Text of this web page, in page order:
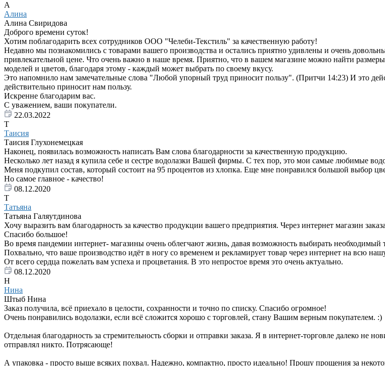
А
Алина
Алина Свиридова
Доброго времени суток!
Хотим поблагодарить всех сотрудников ООО "Челеби-Текстиль" за качественную работу!
Недавно мы познакомились с товарами вашего производства и остались приятно удивлены и очень
привлекательной цене. Что очень важно в наше время. Приятно, что в вашем магазине можно найти
моделей и цветов, благодаря этому - каждый может выбрать по своему вкусу.
Это напомнило нам замечательные слова "Любой упорный труд приносит пользу". (Притчи 14:23) И это
действительно приносит нам пользу.
Искренне благодарим вас.
С уважением, ваши покупатели.
22.03.2022
Т
Таисия
Таисия Глухонемецкая
Наконец, появилась возможность написать Вам слова благодарности за качественную продукцию.
Несколько лет назад я купила себе и сестре водолазки Вашей фирмы. С тех пор, это мои самые любимые
Меня подкупил состав, который состоит на 95 процентов из хлопка. Еще мне понравился большой выбор
Но самое главное - качество!
08.12.2020
Т
Татьяна
Татьяна Галяутдинова
Хочу выразить вам благодарность за качество продукции вашего предприятия. Через интернет магазин
Спасибо большое!
Во время пандемии интернет- магазины очень облегчают жизнь, давая возможность выбирать необходимый
Похвально, что ваше производство идёт в ногу со временем и рекламирует товар через интернет на всю
От всего сердца пожелать вам успеха и процветания. В это непростое время это очень актуально.
08.12.2020
Н
Нина
Штыб Нина
Заказ получила, всё приехало в целости, сохранности и точно по списку. Спасибо огромное!
Очень понравились водолазки, если всё сложится хорошо с торговлей, стану Вашим верным покупателем. :)
Отдельная благодарность за стремительность сборки и отправки заказа. Я в интернет-торговле далеко не
отправлял никто. Потрясающе!
А упаковка - просто выше всяких похвал. Надежно, компактно, просто идеально! Прошу прощения за